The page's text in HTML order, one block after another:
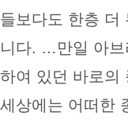
들보다도 한층 더
니다. …만일 아브
하여 있던 바로의
세상에는 어떠한